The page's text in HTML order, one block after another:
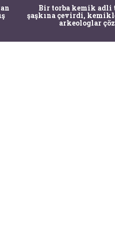
Bir torba kemik adli
şaşkına çevirdi,
arkeologlar